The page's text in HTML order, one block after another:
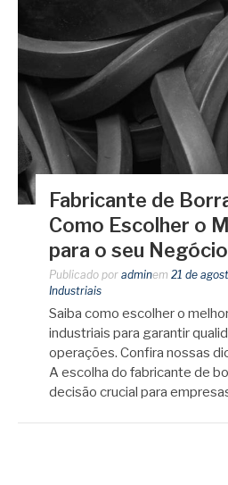
Fabricante de
Como Escolher o
para o seu Negócio
Publicado por adminem 21 de
Industriais
Saiba como escolher o
industriais para garantir
operações. Confira nossas
A escolha do fabricante de
decisão crucial para